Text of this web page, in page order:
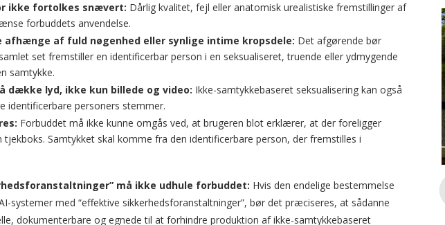
ikke fortolkes snævert: Dårlig kvalitet, fejl eller anatomisk urealistiske fremstillinger af
forbuddets anvendelse.
afhænge af fuld nøgenhed eller synlige intime kropsdele: Det afgørende bør
set fremstiller en identificerbar person i en seksualiseret, truende eller ydmygende
samtykke.
dække lyd, ikke kun billede og video: Ikke-samtykkebaseret seksualisering kan også
identificerbare personers stemmer.
Forbuddet må ikke kunne omgås ved, at brugeren blot erklærer, at der foreligger
tjekboks. Samtykket skal komme fra den identificerbare person, der fremstilles i
må ikke udhule forbuddet: Hvis den endelige bestemmelse
systemer med “effektive sikkerhedsforanstaltninger”, bør det præciseres, at sådanne
dokumenterbare og egnede til at forhindre produktion af ikke-samtykkebaseret